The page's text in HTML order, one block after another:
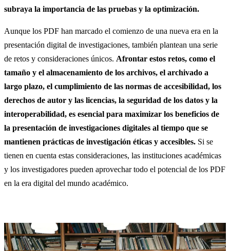
subraya la importancia de las pruebas y la optimización.
Aunque los PDF han marcado el comienzo de una nueva era en la
presentación digital de investigaciones, también plantean una serie
de retos y consideraciones únicos. Afrontar estos retos, como el
tamaño y el almacenamiento de los archivos, el archivado a
largo plazo, el cumplimiento de las normas de accesibilidad, los
derechos de autor y las licencias, la seguridad de los datos y la
interoperabilidad, es esencial para maximizar los beneficios de
la presentación de investigaciones digitales al tiempo que se
mantienen prácticas de investigación éticas y accesibles. Si se
tienen en cuenta estas consideraciones, las instituciones académicas
y los investigadores pueden aprovechar todo el potencial de los PDF
en la era digital del mundo académico.